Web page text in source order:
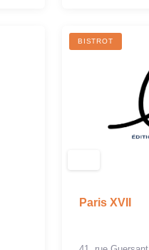
BISTROT
Paris XVII